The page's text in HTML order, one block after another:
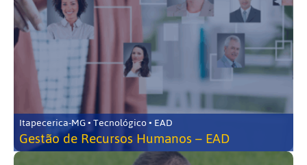
Itapecerica-MG • Tecnológico • EAD
Gestão de Recursos Humanos – EAD